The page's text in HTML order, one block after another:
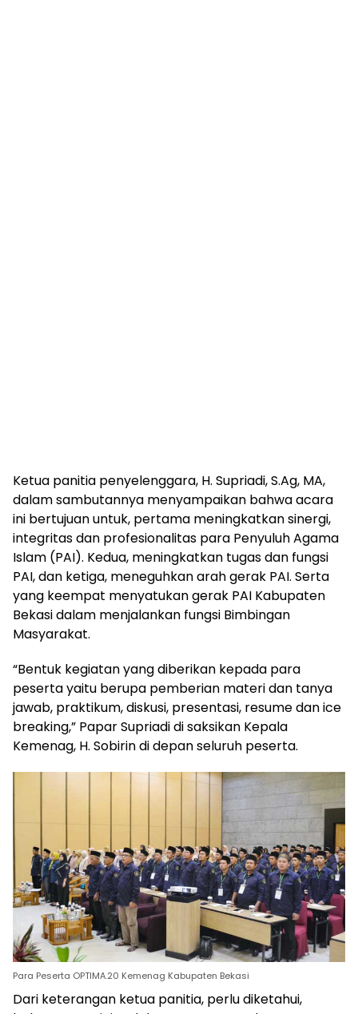
Ketua panitia penyelenggara, H. Supriadi, S.Ag, MA,
dalam sambutannya menyampaikan bahwa acara
ini bertujuan untuk, pertama meningkatkan sinergi,
integritas dan profesionalitas para Penyuluh Agama
Islam (PAI). Kedua, meningkatkan tugas dan fungsi
PAI, dan ketiga, meneguhkan arah gerak PAI. Serta
yang keempat menyatukan gerak PAI Kabupaten
Bekasi dalam menjalankan fungsi Bimbingan
Masyarakat.
“Bentuk kegiatan yang diberikan kepada para
peserta yaitu berupa pemberian materi dan tanya
jawab, praktikum, diskusi, presentasi, resume dan ice
breaking,” Papar Supriadi di saksikan Kepala
Kemenag, H. Sobirin di depan seluruh peserta.
Para Peserta OPTIMA.20 Kemenag Kabupaten Bekasi
Dari keterangan ketua panitia, perlu diketahui,